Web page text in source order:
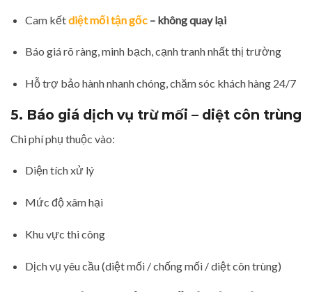
Cam kếtdiệt mối tận gốc– không quay lại
Báo giá rõ ràng, minh bạch, cạnh tranh nhất thị trường
Hỗ trợ bảo hành nhanh chóng, chăm sóc khách hàng 24/7
5. Báo giá dịch vụ trừ mối – diệt côn trùng
Chi phí phụ thuộc vào:
Diện tích xử lý
Mức độ xâm hại
Khu vực thi công
Dịch vụ yêu cầu (diệt mối / chống mối / diệt côn trùng)